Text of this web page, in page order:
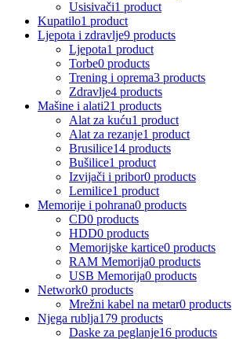
Usisivači1 product
Kupatilo1 product
Ljepota i zdravlje9 products
Ljepota1 product
Torbe0 products
Trening i oprema3 products
Zdravlje4 products
Mašine i alati21 products
Alat za kuću1 product
Alat za rezanje1 product
Brusilice14 products
Bušilice1 product
Izvijači i pribor0 products
Lemilice1 product
Memorije i pohrana0 products
CD0 products
HDD0 products
Memorijske kartice0 products
RAM Memorija0 products
USB Memorija0 products
Network0 products
Mrežni kabel na metar0 products
Njega rublja179 products
Daske za peglanje16 products